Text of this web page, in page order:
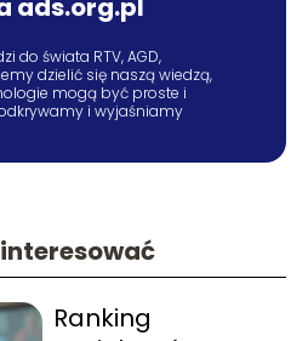
ads.org.pl
do świata RTV, AGD,
dzielić się naszą wiedzą,
mogą być proste i
i wyjaśniamy
Ranking